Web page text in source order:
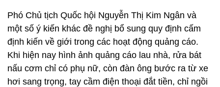
Phó Chủ tịch Quốc hội Nguyễn Thị Kim Ngân và
một số ý kiến khác đề nghị bổ sung quy định cấm
định kiến về giới trong các hoạt động quảng cáo.
Khi hiện nay hình ảnh quảng cáo lau nhà, rửa bát
nấu cơm chỉ có phụ nữ, còn đàn ông bước ra từ xe
hơi sang trọng, tay cầm điện thoại đắt tiền, chỉ ngồi